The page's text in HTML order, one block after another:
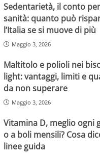
Sedentarietà, il conto
sanità: quanto può
l’Italia se si muove di più
Maggio 3, 2026
Maltitolo e polioli nei
light: vantaggi, limiti e
da non superare
Maggio 3, 2026
Vitamina D, meglio ogni
o a boli mensili? Cosa
linee guida